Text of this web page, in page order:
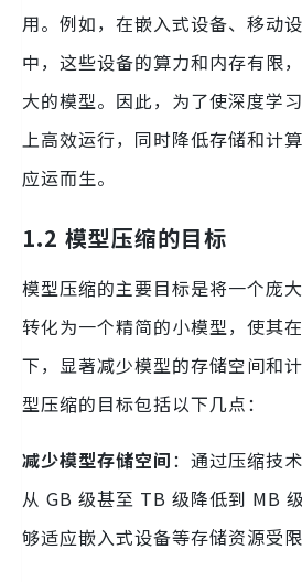
用。例如，在嵌入式设备、移动
中，这些设备的算力和内存有限
大的模型。因此，为了使深度学
上高效运行，同时降低存储和计
应运而生。
1.2 模型压缩的目标
模型压缩的主要目标是将一个庞
转化为一个精简的小模型，使其
下，显著减少模型的存储空间和
型压缩的目标包括以下几点：
减少模型存储空间：通过压缩技
从 GB 级甚至 TB 级降低到 MB
够适应嵌入式设备等存储资源受限